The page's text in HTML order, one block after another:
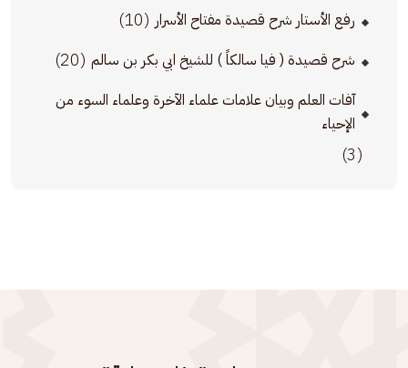
رفع الأستار شرح قصيدة مفتاح الأسرار (10)
شرح قصيدة ( فيا سالكاً ) للشيخ ابي بكر بن سالم (20)
آفات العلم وبيان علامات علماء الآخرة وعلماء السوء من
الإحياء
(3)